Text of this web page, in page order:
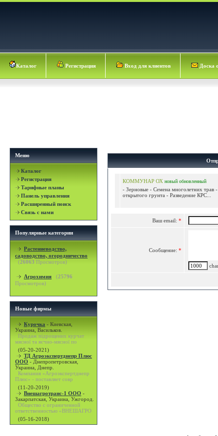
Каталог Регистрация Вход для клиентов Доска
Меню
Каталог
Регистрация
Тарифные планы
Панель управления
Расширенный поиск
Связь с нами
Популярные категории
Растениеводство,
садоводство, огородничество
(26063 Просмотров)
Агрохимия (25796
Просмотров)
Новые фирмы
Курочка - Киевская,
Украина, Васильков.
Продаж підрощених курчат
мясної та яєчно-мясної по
(05-20-2021)
ТД Агроэкспертднепр Плюс
ООО - Днепропетровская,
Украина, Днепр.
Компания «Агроэкспертднепр
Плюс» - поставляет совр
(11-20-2019)
Внешагротранс-1 ООО -
Закарпатская, Украина, Ужгород.
Общество с ограниченной
ответственностью «ВНЕШАГРО
(05-16-2018)
КОММУНАР ОХ новый обновленный
- Зерновые - Семена многолетних трав
открытого грунта - Разведение КРС...
Ваш email: *
Сообщение: *